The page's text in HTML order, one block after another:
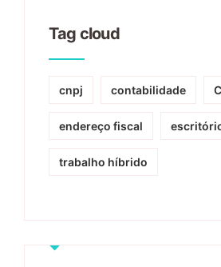
Tag cloud
cnpj contabilidade
endereço fiscal
trabalho híbrido